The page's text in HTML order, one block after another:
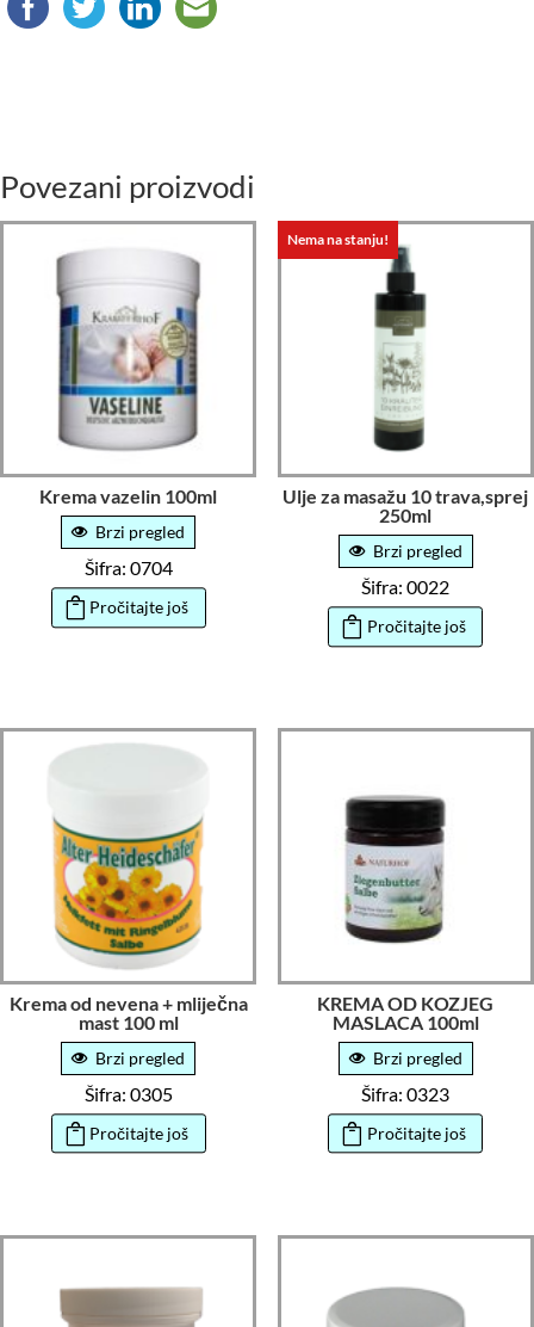
Povezani proizvodi
Krema vazelin 100ml
Brzi pregled
Šifra: 0704
Pročitajte još
Nema na stanju!
Ulje za masažu 10 trava,sprej
250ml
Brzi pregled
Šifra: 0022
Pročitajte još
Krema od nevena + mliječna
mast 100 ml
Brzi pregled
Šifra: 0305
Pročitajte još
KREMA OD KOZJEG
MASLACA 100ml
Brzi pregled
Šifra: 0323
Pročitajte još